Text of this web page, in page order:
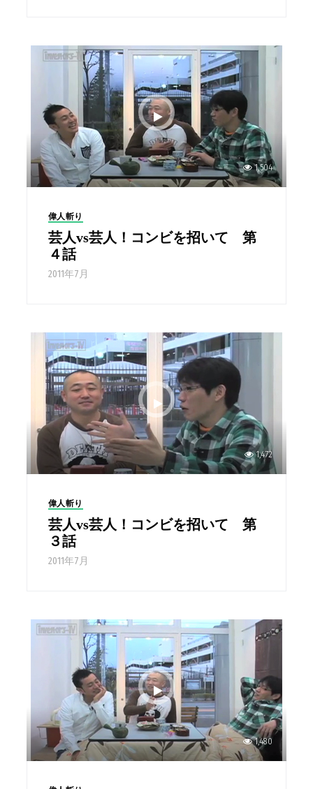
1,504
偉人斬り
芸人vs芸人！コンビを招いて 第
４話
2011年7月
1,472
偉人斬り
芸人vs芸人！コンビを招いて 第
３話
2011年7月
1,480